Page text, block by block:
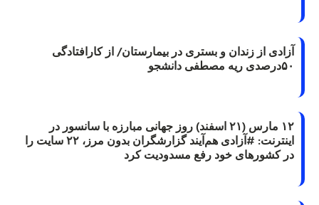
آزادی از زندان و بستری در بیمارستان/ از کارافتادگی
۵۰درصدی ریه مصطفی دانشجو
۱۲ مارس (۲۱ اسفند) روز جهانی مبارزه با سانسور در
اینترنت: #آزادی هم‌آیند گزارشگران‌ بدون مرز، ۲۲ سایت را
در کشورهای خود رفع مسدودیت کرد